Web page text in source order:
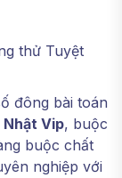
đông bài toán
Nhật Vip, buộc
buộc chất
nghiệp với